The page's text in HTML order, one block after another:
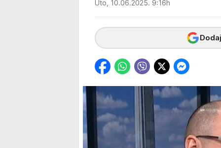
Uto, 10.06.2025. 9:16h